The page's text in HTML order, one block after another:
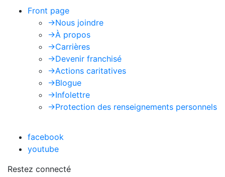
Front page
->Nous joindre
->À propos
->Carrières
->Devenir franchisé
->Actions caritatives
->Blogue
->Infolettre
->Protection des renseignements personnels
facebook
youtube
Restez connecté